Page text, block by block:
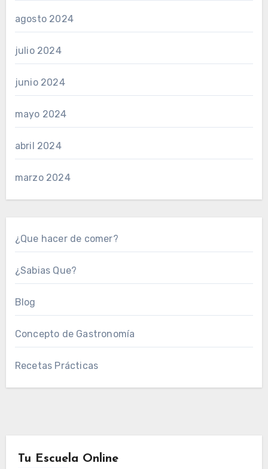
agosto 2024
julio 2024
junio 2024
mayo 2024
abril 2024
marzo 2024
¿Que hacer de comer?
¿Sabias Que?
Blog
Concepto de Gastronomía
Recetas Prácticas
Tu Escuela Online